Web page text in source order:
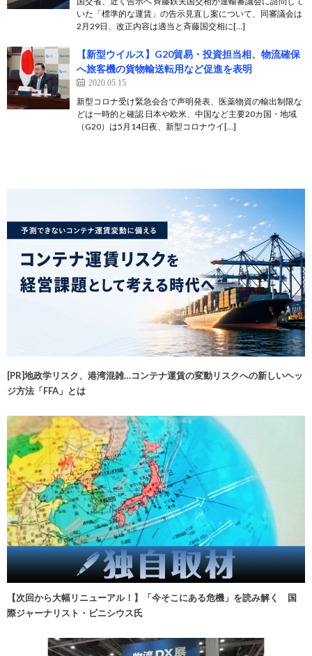
いた「標準的な運賃」の告示見直し案について、同審議会は
2月29日、改正内容は適当と斉藤国交相に[…]
【新型ウイルス】G20貿易・投資担当相、物流確保
へ旅客機の貨物輸送転用など促進を表明
2020.05.15
新型コロナ受け緊急会合で声明発表、医薬物資の輸出制限な
どは一時的と確認 日本や欧米、中国など主要20カ国・地域
（G20）は5月14日夜、新型コロナウイ[…]
[PR]地政学リスク、港湾混雑…コンテナ運賃の変動リスクへの新しいヘッ
ジ方法「FFA」とは
【次回から大幅リニューアル！】「今そこにある危機」を読み解く 国
際ジャーナリスト・ビニシウス氏